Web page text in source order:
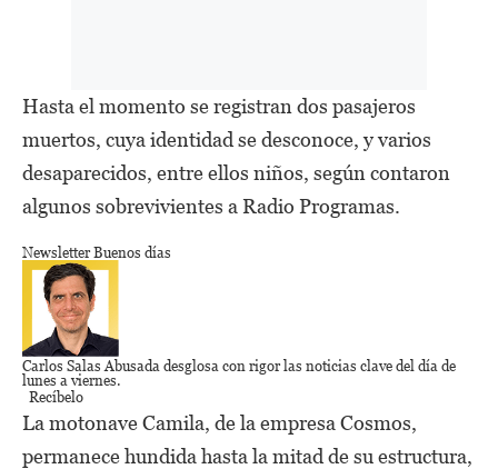
Hasta el momento se registran dos pasajeros
muertos, cuya identidad se desconoce, y varios
desaparecidos, entre ellos niños, según contaron
algunos sobrevivientes a Radio Programas.
Newsletter Buenos días
Carlos Salas Abusada desglosa con rigor las noticias clave del día de
lunes a viernes.
Recíbelo
La motonave Camila, de la empresa Cosmos,
permanece hundida hasta la mitad de su estructura,